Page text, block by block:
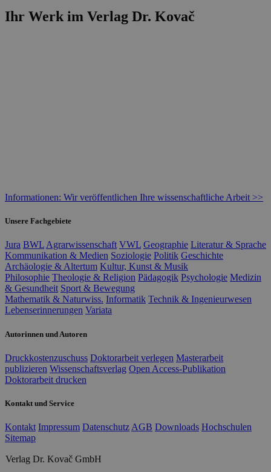
Ihr Werk im Verlag Dr. Kovač
Informationen: Wir veröffentlichen Ihre wissenschaftliche Arbeit >>
Unsere Fachgebiete
Jura BWLAgrarwissenschaft VWL Geographie Literatur & Sprache
Kommunikation & Medien Soziologie Politik Geschichte
Archäologie & Altertum Kultur, Kunst & Musik
Philosophie Theologie & Religion Pädagogik Psychologie Medizin
& Gesundheit Sport & Bewegung
Mathematik & Naturwiss. Informatik Technik & Ingenieurwesen
Lebenserinnerungen Variata
Autorinnen und Autoren
Druckkostenzuschuss Doktorarbeit verlegen Masterarbeit
publizieren Wissenschaftsverlag Open Access-Publikation
Doktorarbeit drucken
Kontakt und Service
Kontakt Impressum Datenschutz AGB Downloads Hochschulen
Sitemap
Verlag Dr. Kovač GmbH